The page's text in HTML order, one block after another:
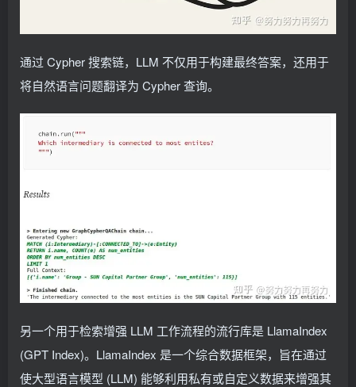
通过 Cypher 搜索链，LLM 不仅用于构建最终答案，还用于
将自然语言问题翻译为 Cypher 查询。
另一个用于检索增强 LLM 工作流程的流行库是 LlamaIndex
(GPT Index)。LlamaIndex 是一个综合数据框架，旨在通过
使大型语言模型 (LLM) 能够利用私有或自定义数据来增强其